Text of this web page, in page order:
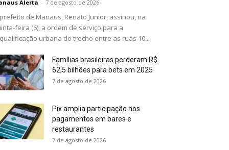
Alerta - 7 de agosto de 2026
de Manaus, Renato Junior, assinou, na
feira (6), a ordem de serviço para a
urbana do trecho entre as ruas 10...
Famílias brasileiras perderam R$
62,5 bilhões para bets em 2025
7 de agosto de 2026
Pix amplia participação nos
pagamentos em bares e
restaurantes
7 de agosto de 2026